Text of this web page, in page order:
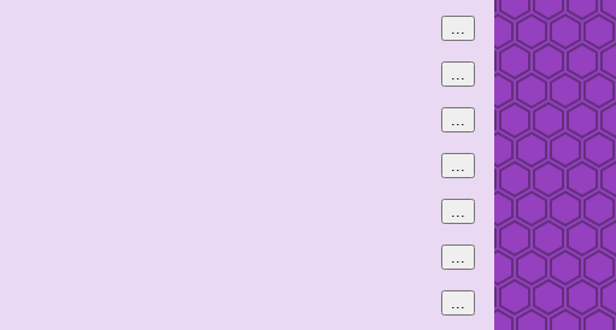
...
...
...
...
...
...
...